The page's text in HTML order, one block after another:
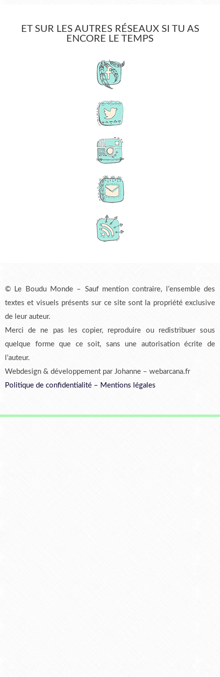
ET SUR LES AUTRES RÉSEAUX SI TU AS
ENCORE LE TEMPS
© Le Boudu Monde – Sauf mention contraire, l’ensemble des
textes et visuels présents sur ce site sont la propriété exclusive
de leur auteur.
Merci de ne pas les copier, reproduire ou redistribuer sous
quelque forme que ce soit, sans une autorisation écrite de
l’auteur.
Webdesign & développement par Johanne – webarcana.fr
Politique de confidentialité – Mentions légales